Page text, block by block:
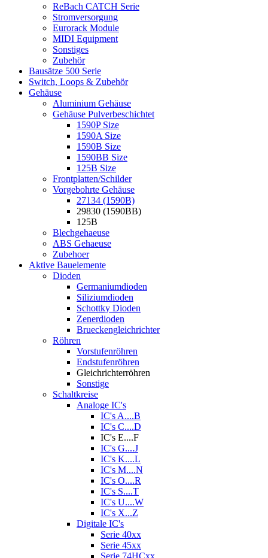
ReBach CATCH Serie
Stromversorgung
Eurorack Module
MIDI Equipment
Sonstiges
Zubehör
Bausätze 500 Serie
Switch, Loops & Zubehör
Gehäuse
Aluminium Gehäuse
Gehäuse Pulverbeschichtet
1590P Size
1590A Size
1590B Size
1590BB Size
125B Size
Frontplatten/Schilder
Vorgebohrte Gehäuse
27134 (1590B)
29830 (1590BB)
125B
Blechgehaeuse
ABS Gehaeuse
Zubehoer
Aktive Bauelemente
Dioden
Germaniumdioden
Siliziumdioden
Schottky Dioden
Zenerdioden
Brueckengleichrichter
Röhren
Vorstufenröhren
Endstufenröhren
Gleichrichterröhren
Sonstige
Schaltkreise
Analoge IC's
IC's A....B
IC's C....D
IC's E....F
IC's G....J
IC's K....L
IC's M....N
IC's O....R
IC's S....T
IC's U....W
IC's X...Z
Digitale IC's
Serie 40xx
Serie 45xx